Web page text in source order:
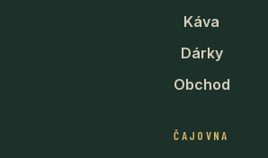
Káva
Dárky
Obchod
ČAJOVNA